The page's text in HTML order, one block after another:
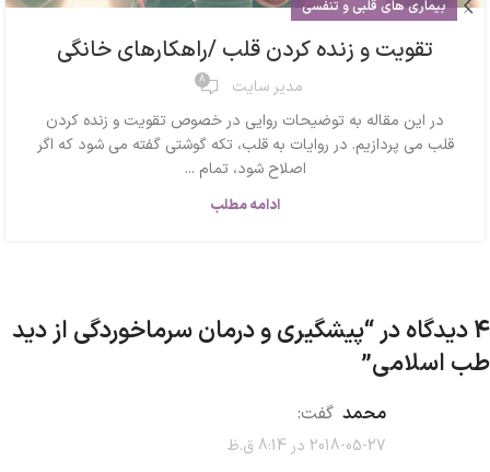
بیماری های قلبی و تنفسی
تقویت و زنده کردن قلب /راهکارهای خانگی
مدیر سایت 8
در این مقاله به توضیحات روایی در خصوص تقویت و زنده کردن
قلب می پردازیم. در روایات به قلب، تکه گوشتی گفته می شود که اگر
اصلاح شود، تمام ...
ادامه مطلب
4 دیدگاه در “
پیشگیری و درمان سرماخوردگی از دید
طب اسلامی”
محمد گفت:
2018-05-27 در 8:14 ق.ظ